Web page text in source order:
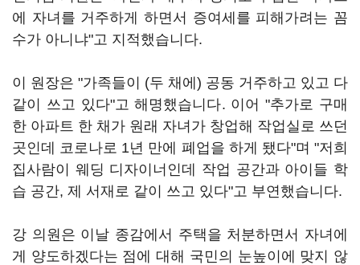
에 자녀를 거주하게 하면서 증여세를 피해가려는 꼼
수가 아니냐"고 지적했습니다.
이 원장은 "가족들이 (두 채에) 공동 거주하고 있고 다
같이 쓰고 있다"고 해명했습니다. 이어 "추가로 구매
한 아파트 한 채가 원래 자녀가 창업해 작업실로 쓰던
곳인데 코로나로 1년 만에 폐업을 하게 됐다"며 "저희
집사람이 웨딩 디자이너인데 작업 공간과 아이들 학
습 공간, 제 서재로 같이 쓰고 있다"고 부연했습니다.
강 의원은 이날 종감에서 주택을 처분하면서 자녀에
게 양도하겠다는 점에 대해 국민의 눈높이에 맞지 않